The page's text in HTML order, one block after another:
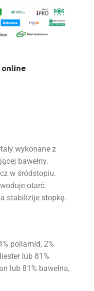
online
wykonane z
bawełny.
w śródstopiu.
otarć.
stabilizije stopkę.
poliamid, 2%
lub 81%
lub 81% bawełna,